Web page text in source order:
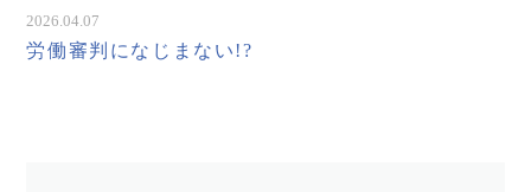
2026.04.07
労働審判になじまない!?